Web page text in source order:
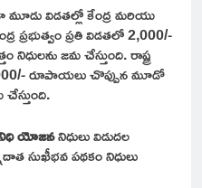
విడతల్లో కేంద్ర మరియు
ప్రభుత్వం ప్రతి విడతలో 2,000/-
జమ చేస్తుంది. రాష్ట్ర
రూపాయలు చొప్పున మూడో
యోజననిధులు విడుదల
సుఖీభవ పథకం నిధులు